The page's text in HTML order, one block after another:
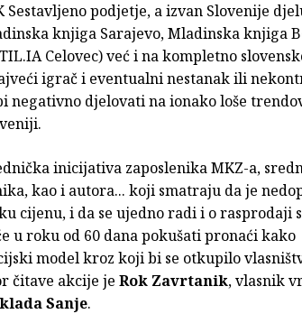
Sestavljeno podjetje, a izvan Slovenije
knjiga Sarajevo, Mladinska knjiga
Celovec) već i na kompletno
igrač i eventualni nestanak ili
negativno djelovati na ionako loše
inicijativa zaposlenika MKZ-a,
kao i autora... koji smatraju da je
cijenu, i da se ujedno radi i o rasprodaji
u roku od 60 dana pokušati pronaći kako
model kroz koji bi se otkupilo
čitave akcije je Rok Zavrtanik, vlasnik
Sanje.